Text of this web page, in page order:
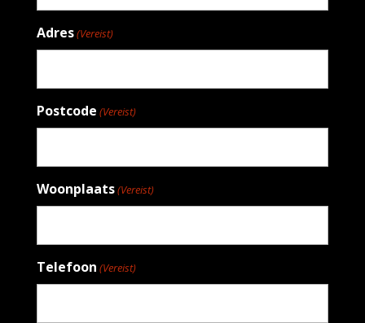
Adres(Vereist)
Postcode (Vereist)
Woonplaats(Vereist)
Telefoon (Vereist)